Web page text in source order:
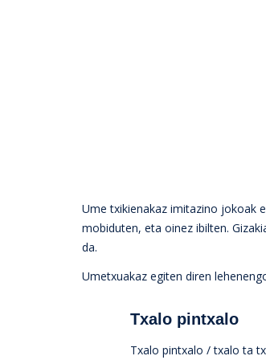
Ume txikienakaz imitazino jokoak
mobiduten, eta oinez ibilten.
da.
Umetxuakaz egiten diren
Txalo pintxalo
Txalo pintxalo / txalo ta